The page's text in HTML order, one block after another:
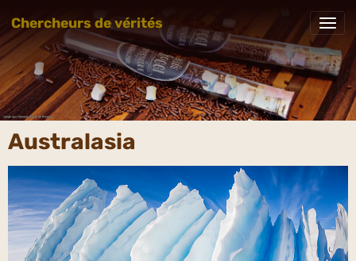
Chercheurs de vérités
Australasia